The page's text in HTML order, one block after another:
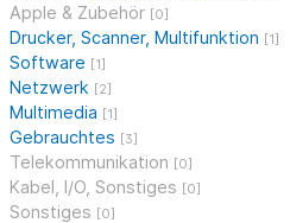
Apple & Zubehör [0]
Drucker, Scanner, Multifunktion [1]
Software [1]
Netzwerk [2]
Multimedia [1]
Gebrauchtes [3]
Telekommunikation [0]
Kabel, I/O, Sonstiges [0]
Sonstiges [0]